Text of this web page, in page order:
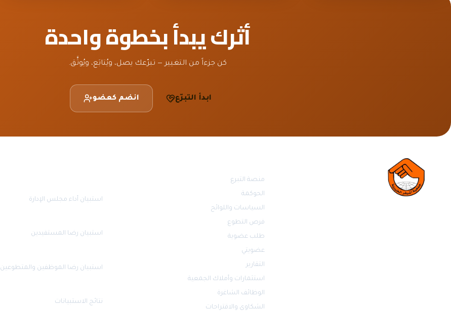
أثرك يبدأ بخطوة واحدة
كن جزءاً من التغيير — تبرّعك يصل، ويُتابَع، ويُوثَّق.
ابدأ التبرّع انضم كعضو
منصة التبرع
الحوكمة
السياسات واللوائح
فرص التطوع
طلب عضوية
عضويتي
التقارير
استثمارات وأملاك الجمعية
الوظائف الشاغرة
الشكاوى والاقتراحات
استبيان أداء مجلس الإدارة
استبيان رضا المستفيدين
استبيان رضا الموظفين والمتطوعين
نتائج الاستبيانات